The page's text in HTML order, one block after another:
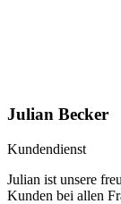
Julian Becker
Kundendienst
Julian ist unsere
Kunden bei allen